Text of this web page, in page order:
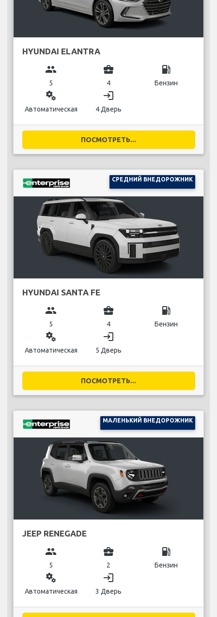
HYUNDAI ELANTRA
group
5
business_center
4
local_gas_station
Бензин
miscellaneous_services
Автоматическая
login
4 Дверь
ПОСМОТРЕТЬ...
СРЕДНИЙ ВНЕДОРОЖНИК
HYUNDAI SANTA FE
group
5
business_center
4
local_gas_station
Бензин
miscellaneous_services
Автоматическая
login
5 Дверь
ПОСМОТРЕТЬ...
МАЛЕНЬКИЙ ВНЕДОРОЖНИК
JEEP RENEGADE
group
5
business_center
2
local_gas_station
Бензин
miscellaneous_services
Автоматическая
login
3 Дверь